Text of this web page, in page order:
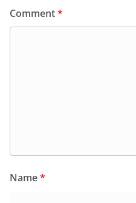
Comment*
Name*